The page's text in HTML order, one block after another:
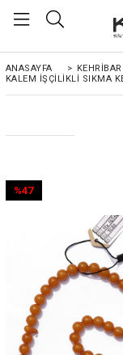
ANASAYFA >
KALEM İŞÇILIKLI SIKMA
%47